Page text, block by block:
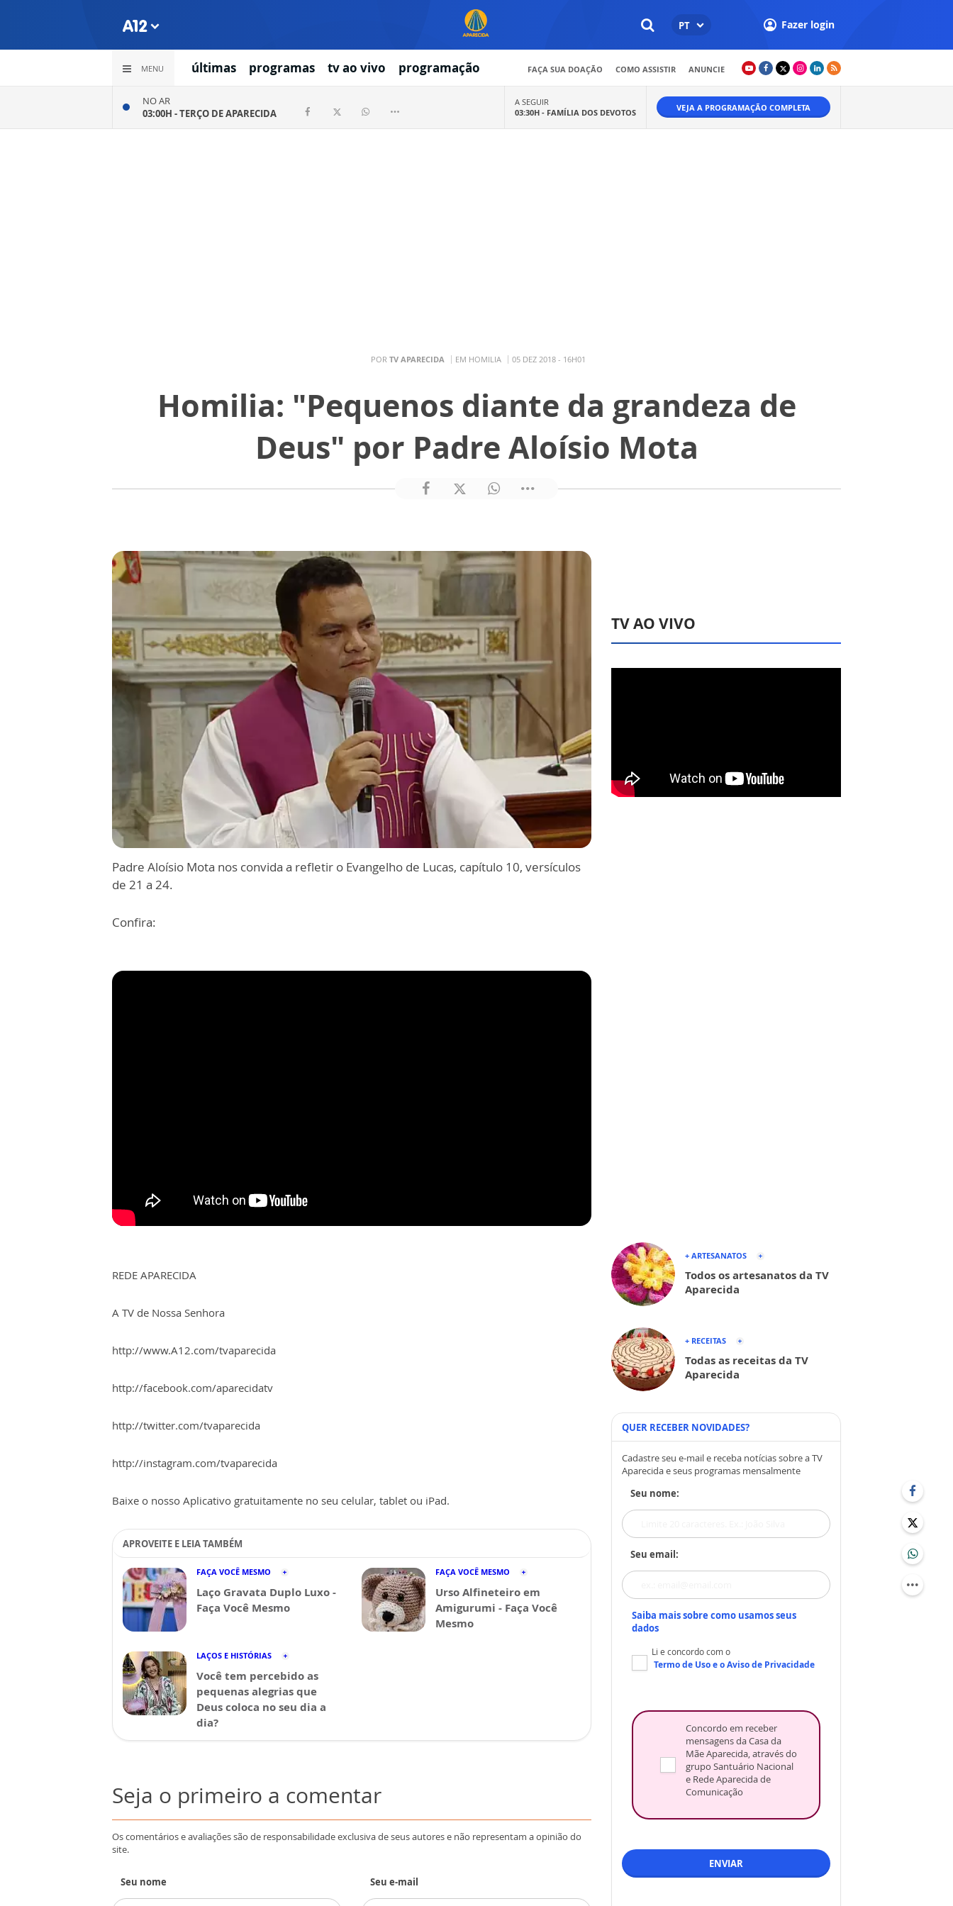
PT Fazer login
MENU últimas programas tv ao vivo programação FAÇA SUA DOAÇÃO COMO ASSISTIR ANUNCIE
NO AR
03:00H -TERÇO DE APARECIDA
A SEGUIR
03:30H - FAMÍLIA DOS DEVOTOS VEJA A PROGRAMAÇÃO COMPLETA
POR TV APARECIDA EM HOMILIA 05 DEZ 2018 - 16H01
Homilia: "Pequenos diante da grandeza de
Deus" por Padre Aloísio Mota
Padre Aloísio Mota nos convida a refletir o Evangelho de Lucas, capítulo 10, versículos
de 21 a 24.
Confira:
REDE APARECIDA
A TV de Nossa Senhora
http://www.A12.com/tvaparecida
http://facebook.com/aparecidatv
http://twitter.com/tvaparecida
http://instagram.com/tvaparecida
Baixe o nosso Aplicativo gratuitamente no seu celular, tablet ou iPad.
APROVEITE E LEIA TAMBÉM
FAÇA VOCÊ MESMO
Laço Gravata Duplo Luxo -
Faça Você Mesmo
FAÇA VOCÊ MESMO
Urso Alfineteiro em
Amigurumi - Faça Você
Mesmo
LAÇOS E HISTÓRIAS
Você tem percebido as
pequenas alegrias que
Deus coloca no seu dia a
dia?
Seja o primeiro a comentar
Os comentários e avaliações são de responsabilidade exclusiva de seus autores e não representam a opinião do
site.
Seu nome Seu e-mail
TV AO VIVO
+ ARTESANATOS
Todos os artesanatos da TV
Aparecida
+ RECEITAS
Todas as receitas da TV
Aparecida
QUER RECEBER NOVIDADES?
Cadastre seu e-mail e receba notícias sobre a TV
Aparecida e seus programas mensalmente
Seu nome:
Seu email:
Saiba mais sobre como usamos seus
dados
Li e concordo com o
Termo de Usoe oAviso de Privacidade
Concordo em receber
mensagens da Casa da
Mãe Aparecida, através do
grupo Santuário Nacional
e Rede Aparecida de
Comunicação
ENVIAR